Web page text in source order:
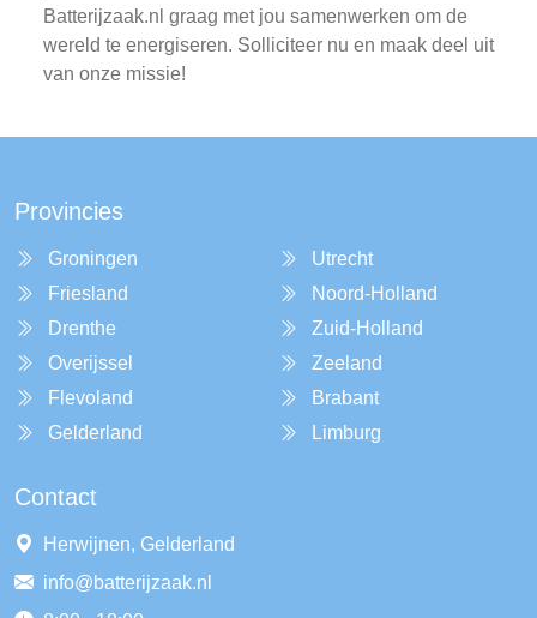
Batterijzaak.nl graag met jou samenwerken om de
wereld te energiseren. Solliciteer nu en maak deel uit
van onze missie!
Provincies
Groningen
Friesland
Drenthe
Overijssel
Flevoland
Gelderland
Utrecht
Noord-Holland
Zuid-Holland
Zeeland
Brabant
Limburg
Contact
Herwijnen, Gelderland
info@batterijzaak.nl